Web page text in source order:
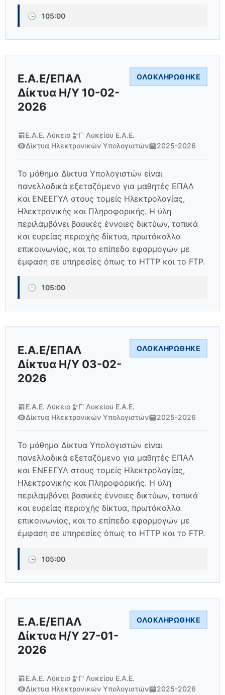
🕒 105:00
Ε.Α.Ε/ΕΠΑΛ
Δίκτυα Η/Υ 10-02-
2026
ΟΛΟΚΛΗΡΏΘΗΚΕ
Ε.Α.Ε. Λύκειο
Γ' Λυκείου Ε.Α.Ε.
Δίκτυα Ηλεκτρονικών Υπολογιστών
2025-2026
Το μάθημα Δίκτυα Υπολογιστών είναι
πανελλαδικά εξεταζόμενο για μαθητές ΕΠΑΛ
και ΕΝΕΕΓΥΛ στους τομείς Ηλεκτρολογίας,
Ηλεκτρονικής και Πληροφορικής. Η ύλη
περιλαμβάνει βασικές έννοιες δικτύων, τοπικά
και ευρείας περιοχής δίκτυα, πρωτόκολλα
επικοινωνίας, και το επίπεδο εφαρμογών με
έμφαση σε υπηρεσίες όπως το HTTP και το FTP.
🕒 105:00
Ε.Α.Ε/ΕΠΑΛ
Δίκτυα Η/Υ 03-02-
2026
ΟΛΟΚΛΗΡΏΘΗΚΕ
Ε.Α.Ε. Λύκειο
Γ' Λυκείου Ε.Α.Ε.
Δίκτυα Ηλεκτρονικών Υπολογιστών
2025-2026
Το μάθημα Δίκτυα Υπολογιστών είναι
πανελλαδικά εξεταζόμενο για μαθητές ΕΠΑΛ
και ΕΝΕΕΓΥΛ στους τομείς Ηλεκτρολογίας,
Ηλεκτρονικής και Πληροφορικής. Η ύλη
περιλαμβάνει βασικές έννοιες δικτύων, τοπικά
και ευρείας περιοχής δίκτυα, πρωτόκολλα
επικοινωνίας, και το επίπεδο εφαρμογών με
έμφαση σε υπηρεσίες όπως το HTTP και το FTP.
🕒 105:00
Ε.Α.Ε/ΕΠΑΛ
Δίκτυα Η/Υ 27-01-
2026
ΟΛΟΚΛΗΡΏΘΗΚΕ
Ε.Α.Ε. Λύκειο
Γ' Λυκείου Ε.Α.Ε.
Δίκτυα Ηλεκτρονικών Υπολογιστών
2025-2026